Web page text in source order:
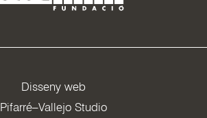
Disseny web
Pifarré–Vallejo Studio